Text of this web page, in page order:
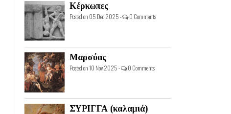
Κέρκωπες
Posted on 05 Dec 2025 - 0 Comments
Μαρσύας
Posted on 10 Nov 2025 - 0 Comments
ΣΥΡΙΓΓΑ (καλαμιά)